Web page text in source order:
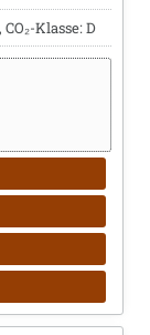
Klasse: D